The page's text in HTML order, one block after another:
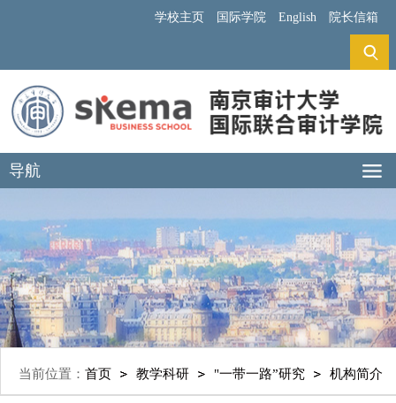
学校主页 国际学院 English 院长信箱
导航
当前位置： 首页 教学科研 "一带一路”研究 机构简介